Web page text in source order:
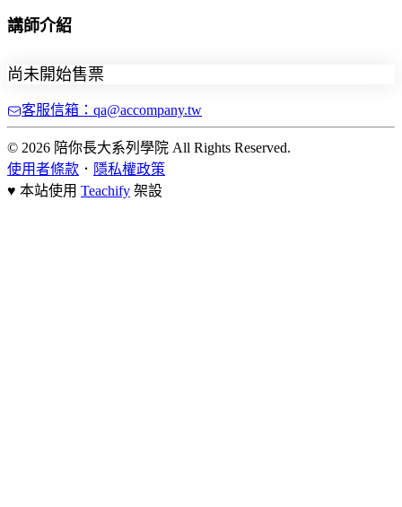
講師介紹
尚未開始售票
客服信箱：qa@accompany.tw
© 2026 陪你長大系列學院 All Rights Reserved.
使用者條款 ． 隱私權政策
♥ 本站使用 Teachify 架設